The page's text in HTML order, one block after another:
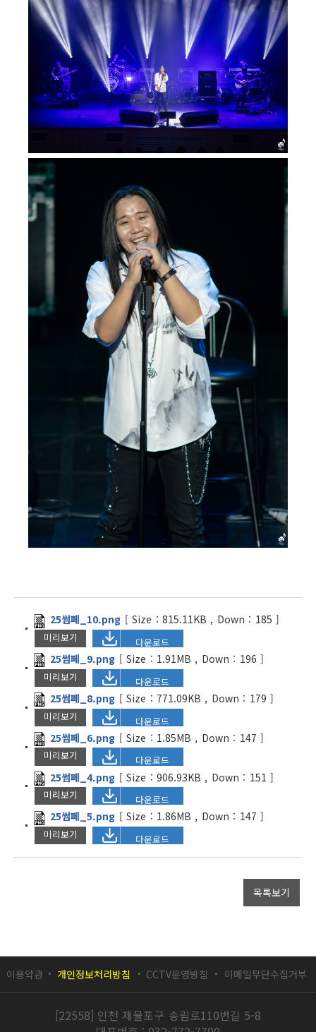
25썸페_10.png [ Size :815.11KB , Down : 185 ]
미리보기 다운로드
25썸페_9.png [ Size : 1.91MB , Down : 196 ]
미리보기 다운로드
25썸페_8.png [ Size : 771.09KB , Down : 179 ]
미리보기 다운로드
25썸페_6.png [ Size : 1.85MB , Down : 147 ]
미리보기 다운로드
25썸페_4.png [ Size :906.93KB , Down : 151 ]
미리보기 다운로드
25썸페_5.png [ Size : 1.86MB , Down : 147 ]
미리보기 다운로드
목록보기
이용약관 개인정보처리방침 CCTV운영방침 이메일무단수집거부
[22558] 인천 제물포구 송림로110번길 5-8